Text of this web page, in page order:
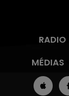
RADIO
MÉDIAS